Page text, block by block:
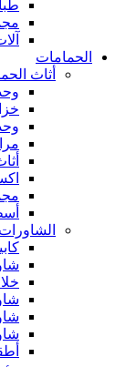
الحمامات
أثاث
الشاورات